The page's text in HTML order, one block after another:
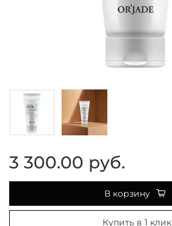
3 300.00 руб.
В корзину
Купить в 1 клик